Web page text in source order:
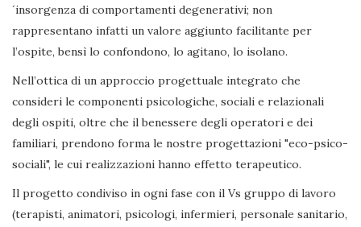
´insorgenza di comportamenti degenerativi; non
rappresentano infatti un valore aggiunto facilitante per
l’ospite, bensì lo confondono, lo agitano, lo isolano.
Nell’ottica di un approccio progettuale integrato che
consideri le componenti psicologiche, sociali e relazionali
degli ospiti, oltre che il benessere degli operatori e dei
familiari, prendono forma le nostre progettazioni "eco-psico-
sociali", le cui realizzazioni hanno effetto terapeutico.
Il progetto condiviso in ogni fase con il Vs gruppo di lavoro
(terapisti, animatori, psicologi, infermieri, personale sanitario,